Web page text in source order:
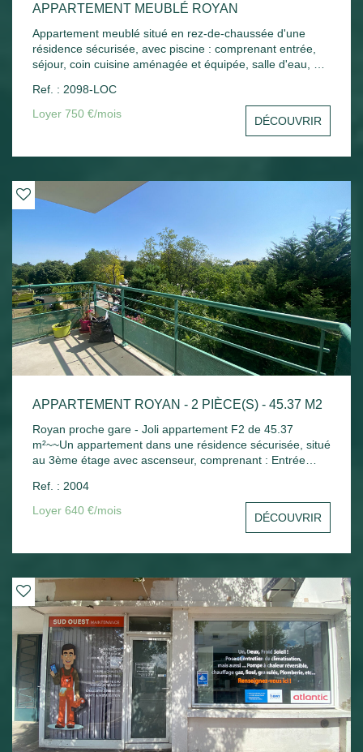
APPARTEMENT MEUBLÉ ROYAN
Appartement meublé situé en rez-de-chaussée d'une
résidence sécurisée, avec piscine : comprenant entrée,
séjour, coin cuisine aménagée et équipée, salle d'eau, wc,
Chauffage électrique.
Ref. : 2098-LOC
Loyer 750 €/mois
DÉCOUVRIR
APPARTEMENT ROYAN - 2 PIÈCE(S) - 45.37 M2
Royan proche gare - Joli appartement F2 de 45.37
m²~~Un appartement dans une résidence sécurisée, situé
au 3ème étage avec ascenseur, comprenant : Entrée
cuisine aménagée, une chambre avec placard, salle de
bains, wc indépendant. Chauffage électrique - Une place
Ref. : 2004
Loyer 640 €/mois
DÉCOUVRIR